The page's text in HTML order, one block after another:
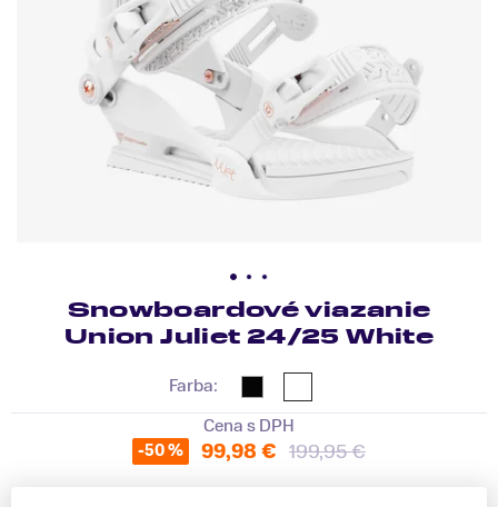
Snowboardové viazanie
Union Juliet 24/25 White
Farba:
Cena s DPH
-50 % 99,98 € 199,95 €